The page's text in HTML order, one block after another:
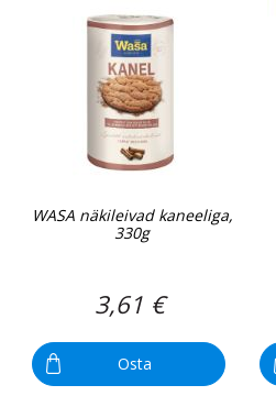
WASA näkileivad kaneeliga,
330g
3,61 €
Osta